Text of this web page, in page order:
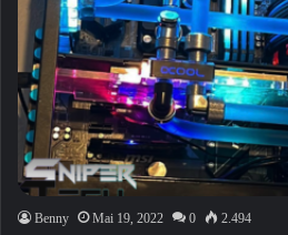
Benny Mai 19, 2022 0 2.494